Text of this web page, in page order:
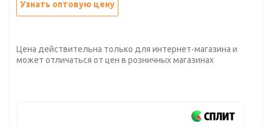
Узнать оптовую цену
Цена действительна только для интернет-магазина и
может отличаться от цен в розничных магазинах